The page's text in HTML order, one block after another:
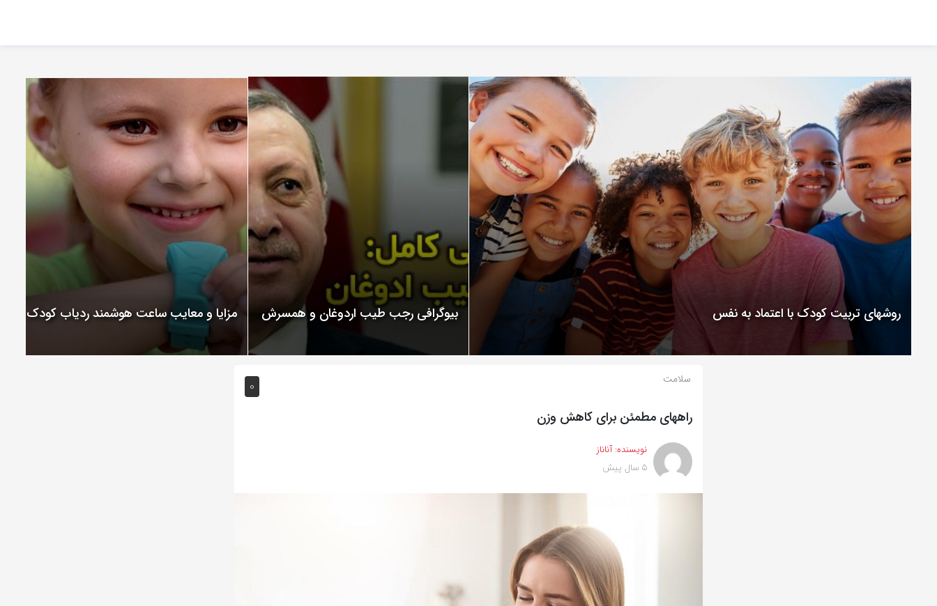
اشتراک بگذارید.
روشهای تربیت کودک با اعتماد به نفس بیوگرافی رجب طیب اردوغان و همسرش مزایا و معایب ساعت هوشمند ردیاب کودک
0 سلامت
راههای مطمئن برای کاهش وزن
نویسنده:آناناز
5 سال پیش